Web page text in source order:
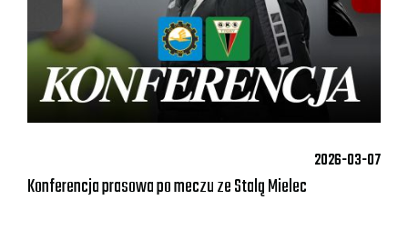
2026-03-07
Konferencja prasowa po meczu ze Stalą Mielec